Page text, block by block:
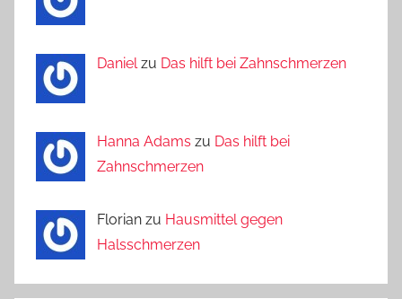
Daniel zu Das hilft bei Zahnschmerzen
Hanna Adams zu Das hilft bei
Zahnschmerzen
Florian zu Hausmittel gegen
Halsschmerzen